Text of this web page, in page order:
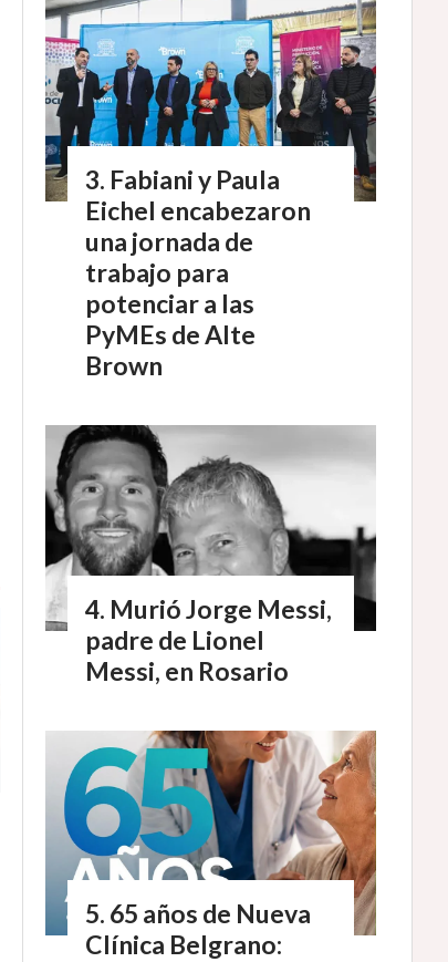
Fabiani y Paula
Eichel encabezaron
una jornada de
trabajo para
potenciar a las
PyMEs de Alte
Brown
Murió Jorge Messi,
padre de Lionel
Messi, en Rosario
65 años de Nueva
Clínica Belgrano: